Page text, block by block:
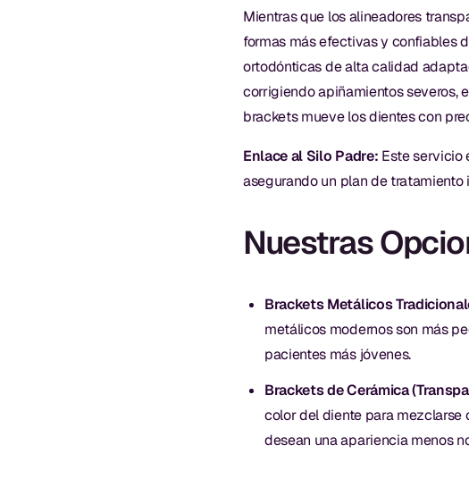
Mientras que los alineadores
formas más efectivas y confiables
ortodónticas de alta calidad
corrigiendo apiñamientos severos,
brackets mueve los dientes con
Enlace al Silo Padre: Este servicio
asegurando un plan de
Nuestras
Brackets Metálicos
metálicos modernos son más
pacientes más jóvenes.
Brackets de Cerámica
color del diente para mezclarse
desean una apariencia menos